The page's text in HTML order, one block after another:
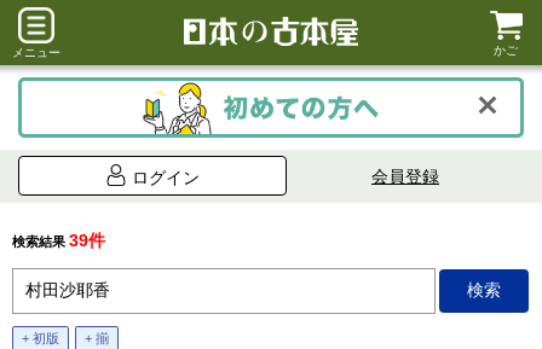
メニュー かご
ログイン 会員登録
検索結果 39件
+ 初版 + 揃